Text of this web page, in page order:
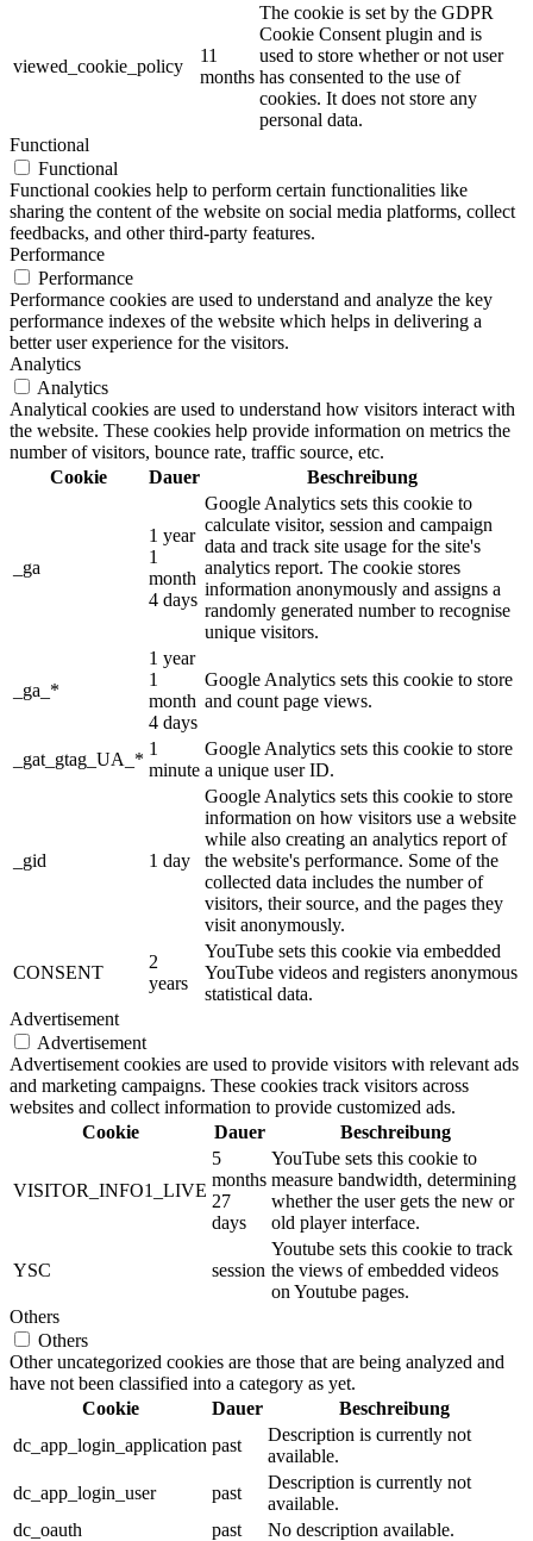
viewed_cookie_policy
11
months
The cookie is set by the GDPR
Cookie Consent plugin and is
used to store whether or not user
has consented to the use of
cookies. It does not store any
personal data.
Functional
Functional
Functional cookies help to perform certain functionalities like
sharing the content of the website on social media platforms, collect
feedbacks, and other third-party features.
Performance
Performance
Performance cookies are used to understand and analyze the key
performance indexes of the website which helps in delivering a
better user experience for the visitors.
Analytics
Analytics
Analytical cookies are used to understand how visitors interact with
the website. These cookies help provide information on metrics the
number of visitors, bounce rate, traffic source, etc.
Cookie
Dauer Beschreibung
_ga
1 year
1
month
4 days
Google Analytics sets this cookie to
calculate visitor, session and campaign
data and track site usage for the site's
analytics report. The cookie stores
information anonymously and assigns a
randomly generated number to recognise
unique visitors.
_ga_*
1 year
1
month
4 days
Google Analytics sets this cookie to store
and count page views.
_gat_gtag_UA_*
1
minute
Google Analytics sets this cookie to store
a unique user ID.
_gid 1 day
Google Analytics sets this cookie to store
information on how visitors use a website
while also creating an analytics report of
the website's performance. Some of the
collected data includes the number of
visitors, their source, and the pages they
visit anonymously.
CONSENT
2
years
YouTube sets this cookie via embedded
YouTube videos and registers anonymous
statistical data.
Advertisement
Advertisement
Advertisement cookies are used to provide visitors with relevant ads
and marketing campaigns. These cookies track visitors across
websites and collect information to provide customized ads.
Cookie
Dauer Beschreibung
VISITOR_INFO1_LIVE
5
months
27
days
YouTube sets this cookie to
measure bandwidth, determining
whether the user gets the new or
old player interface.
YSC session
Youtube sets this cookie to track
the views of embedded videos
on Youtube pages.
Others
Others
Other uncategorized cookies are those that are being analyzed and
have not been classified into a category as yet.
Cookie
Dauer
Beschreibung
dc_app_login_application past
Description is currently not
available.
dc_app_login_user
past
Description is currently not
available.
dc_oauth
past No description available.